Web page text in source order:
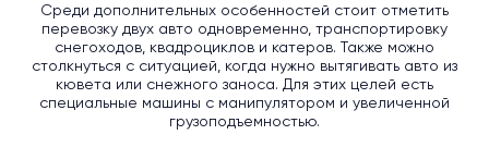
Среди дополнительных особенностей стоит отметить
перевозку двух авто одновременно, транспортировку
снегоходов, квадроциклов и катеров. Также можно
столкнуться с ситуацией, когда нужно вытягивать авто из
кювета или снежного заноса. Для этих целей есть
специальные машины с манипулятором и увеличенной
грузоподъемностью.